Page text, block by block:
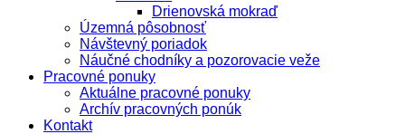
Drienovská mokraď
Územná pôsobnosť
Návštevný poriadok
Náučné chodníky a pozorovacie veže
Pracovné ponuky
Aktuálne pracovné ponuky
Archív pracovných ponúk
Kontakt